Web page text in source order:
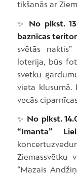
tikšanās ar
✨ No plkst.
baznīcas
svētās
loterija, būs
svētku
vieta klusumā.
vecās
✨ No plkst.
“Imanta”
Ziemassvētku
“Mazais